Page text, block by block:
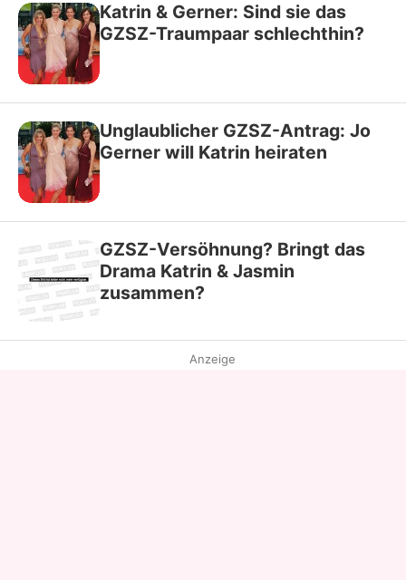
Katrin & Gerner: Sind sie das
GZSZ-Traumpaar schlechthin?
Unglaublicher GZSZ-Antrag: Jo
Gerner will Katrin heiraten
GZSZ-Versöhnung? Bringt das
Drama Katrin & Jasmin
zusammen?
Anzeige